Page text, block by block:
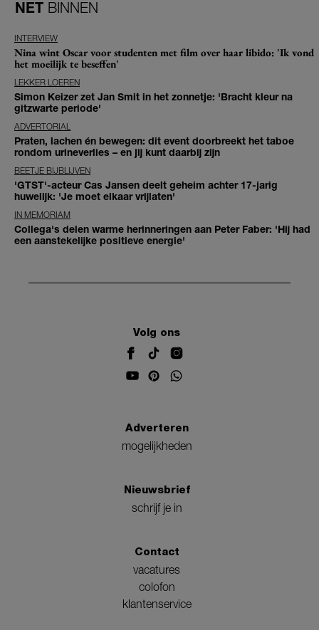
NET BINNEN
INTERVIEW
Nina wint Oscar voor studenten met film over haar libido: 'Ik vond
het moeilijk te beseffen'
LEKKER LOEREN
Simon Keizer zet Jan Smit in het zonnetje: 'Bracht kleur na
gitzwarte periode'
ADVERTORIAL
Praten, lachen én bewegen: dit event doorbreekt het taboe
rondom urineverlies – en jij kunt daarbij zijn
BEETJE BIJBLIJVEN
'GTST'-acteur Cas Jansen deelt geheim achter 17-jarig
huwelijk: 'Je moet elkaar vrijlaten'
IN MEMORIAM
Collega's delen warme herinneringen aan Peter Faber: 'Hij had
een aanstekelijke positieve energie'
Volg ons
Adverteren
mogelijkheden
Nieuwsbrief
schrijf je in
Contact
vacatures
colofon
klantenservice